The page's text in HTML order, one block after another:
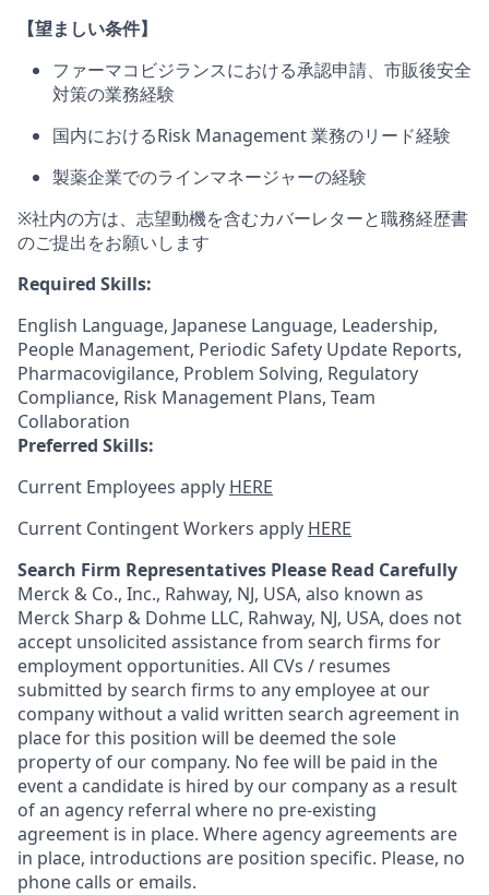
【望ましい条件】
ファーマコビジランスにおける承認申請、市販後安全
対策の業務経験
国内におけるRisk Management 業務のリード経験
製薬企業でのラインマネージャーの経験
※社内の方は、志望動機を含むカバーレターと職務経歴書
のご提出をお願いします
Required Skills:
English Language, Japanese Language, Leadership,
People Management, Periodic Safety Update Reports,
Pharmacovigilance, Problem Solving, Regulatory
Compliance, Risk Management Plans, Team
Collaboration
Preferred Skills:
Current Employees apply HERE
Current Contingent Workers apply HERE
Search Firm Representatives Please Read Carefully
Merck & Co., Inc., Rahway, NJ, USA, also known as
Merck Sharp & Dohme LLC, Rahway, NJ, USA, does not
accept unsolicited assistance from search firms for
employment opportunities. All CVs / resumes
submitted by search firms to any employee at our
company without a valid written search agreement in
place for this position will be deemed the sole
property of our company. No fee will be paid in the
event a candidate is hired by our company as a result
of an agency referral where no pre-existing
agreement is in place. Where agency agreements are
in place, introductions are position specific. Please, no
phone calls or emails.